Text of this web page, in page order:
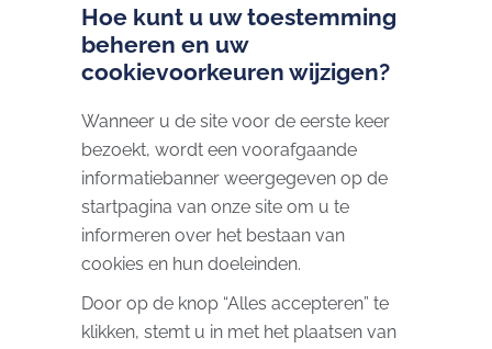
Hoe kunt u uw toestemming
beheren en uw
cookievoorkeuren wijzigen?
Wanneer u de site voor de eerste keer
bezoekt, wordt een voorafgaande
informatiebanner weergegeven op de
startpagina van onze site om u te
informeren over het bestaan ​​van
cookies en hun doeleinden.
Door op de knop “Alles accepteren” te
klikken, stemt u in met het plaatsen van